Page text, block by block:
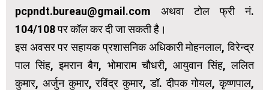
pcpndt.bureau@gmail.com अथवा टोल फ्री नं.
104/108 पर कॉल कर दी जा सकती है।
इस अवसर पर सहायक प्रशासनिक अधिकारी मोहनलाल, विरेन्द्र
पाल सिंह, इमरान बैग, भोमाराम चौधरी, आयुवान सिंह, ललित
कुमार, अर्जुन कुमार, रविंद्र कुमार, डॉ. दीपक गोयल, कृष्णपाल,